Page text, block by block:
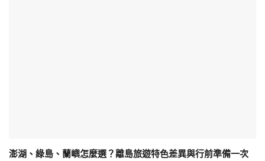
澎湖、綠島、蘭嶼怎麼選？離島旅遊特色差異與行前準備一次